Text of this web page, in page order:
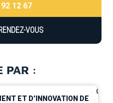
12 67
VOUS
PAR :
ET D’INNOVATION DE
0